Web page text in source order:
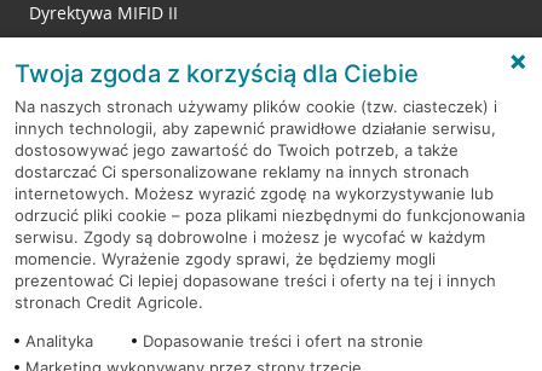
Dyrektywa MIFID II
RODO
Regulamin serwisu
Mapa serwisu
PolitykaCookies
Twoja zgoda z korzyścią dla Ciebie
Na naszych stronach używamy plików cookie (tzw. ciasteczek) i
innych technologii, aby zapewnić prawidłowe działanie serwisu,
dostosowywać jego zawartość do Twoich potrzeb, a także
dostarczać Ci spersonalizowane reklamy na innych stronach
internetowych. Możesz wyrazić zgodę na wykorzystywanie lub
odrzucić pliki cookie – poza plikami niezbędnymi do funkcjonowania
serwisu. Zgody są dobrowolne i możesz je wycofać w każdym
momencie. Wyrażenie zgody sprawi, że będziemy mogli
prezentować Ci lepiej dopasowane treści i oferty na tej i innych
stronach Credit Agricole.
Analityka
Dopasowanie treści i ofert na stronie